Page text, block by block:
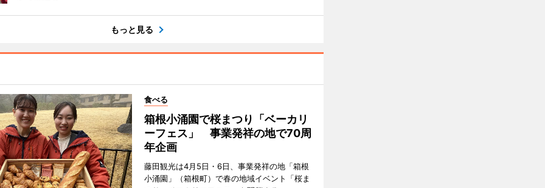
もっと見る
食べる
箱根小涌園で桜まつり「ベーカリ
ーフェス」 事業発祥の地で70周
年企画
藤田観光は4月5日・6日、事業発祥の地「箱根
小涌園」（箱根町）で春の地域イベント「桜ま